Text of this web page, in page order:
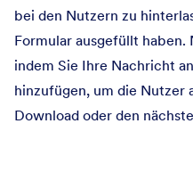
bei den Nutzern zu
Formular ausgefüllt
indem Sie Ihre Nachricht
hinzufügen, um die Nutzer
Download oder den